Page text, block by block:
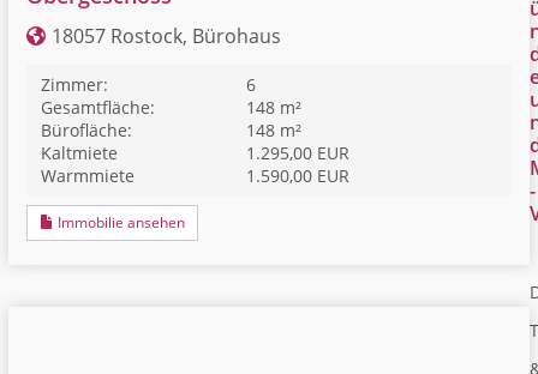
18057 Rostock, Bürohaus
Zimmer:
6
Gesamtfläche:
148 m²
Bürofläche:
148 m²
Kaltmiete
1.295,00 EUR
Warmmiete
1.590,00 EUR
Immobilie ansehen
-